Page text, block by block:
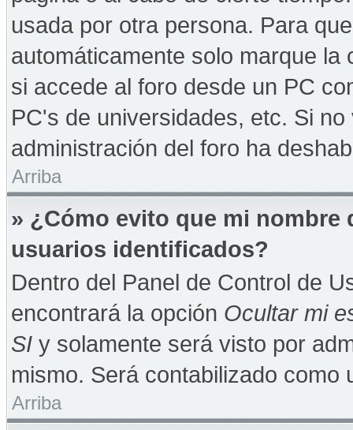
usada por otra persona. Para
automáticamente solo marque
si accede al foro desde un PC
PC's de universidades, etc. Si
administración del foro ha
Arriba
» ¿Cómo evito que mi nombre
usuarios identificados?
Dentro del Panel de Control de
encontrará la opción Ocultar mi
SI y solamente será visto por
mismo. Será contabilizado como
Arriba